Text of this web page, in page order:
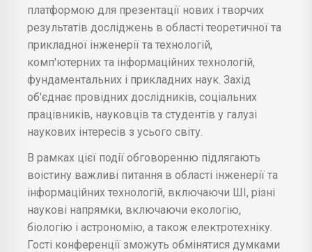
платформою для презентації нових і творчих
результатів досліджень в області теоретичної та
прикладної інженерії та технологій,
комп'ютерних та інформаційних технологій,
фундаментальних і прикладних наук. Захід
об'єднає провідних дослідників, соціальних
працівників, науковців та студентів у галузі
наукових інтересів з усього світу.
В рамках цієї події обговоренню підлягають
воістину важливі питання в області інженерії та
інформаційних технологій, включаючи ШІ, різні
наукові напрямки, включаючи екологію,
біологію і астрономію, а також електротехніку.
Гості конференції зможуть обмінятися думками